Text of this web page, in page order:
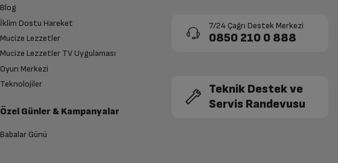
Blog
İklim Dostu Hareket
Mucize Lezzetler
Mucize Lezzetler TV Uygulaması
Oyun Merkezi
Teknolojiler
Özel Günler & Kampanyalar
Babalar Günü
7/24 Çağrı Destek Merkezi
0850 210 0 888
Teknik Destek ve
Servis Randevusu